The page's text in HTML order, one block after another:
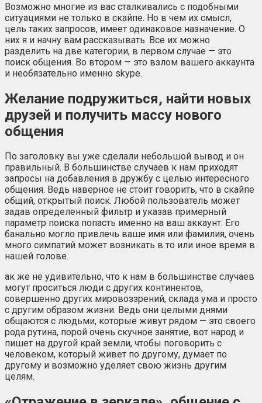
Возможно многие из вас сталкивались с подобными
ситуациями не только в скайпе. Но в чем их смысл,
цель таких запросов, имеет одинаковое назначение. О
них я и начну вам рассказывать. Все их можно
разделить на две категории, в первом случае — это
поиск общения. Во втором — это взлом вашего аккаунта
и необязательно именно skype.
Желание подружиться, найти новых
друзей и получить массу нового
общения
По заголовку вы уже сделали небольшой вывод и он
правильный. В большинстве случаев к нам приходят
запросы на добавления в дружбу с целью интересного
общения. Ведь наверное не стоит говорить, что в скайпе
общий, открытый поиск. Любой пользователь может
задав определенный фильтр и указав примерный
параметр поиска попасть именно на ваш аккаунт. Его
банально могло привлечь ваше имя или фамилия, очень
много симпатий может возникать в то или иное время в
нашей голове.
ак же не удивительно, что к нам в большинстве случаев
могут проситься люди с других континентов,
совершенно других мировоззрений, склада ума и просто
с другим образом жизни. Ведь они целыми днями
общаются с людьми, которые живут рядом — это своего
рода рутина, порой очень скучное занятие, вот народ и
пишет на другой край земли, чтобы поговорить с
человеком, который живет по другому, думает по
другому и возможно уделяет свою жизнь другим
целям.